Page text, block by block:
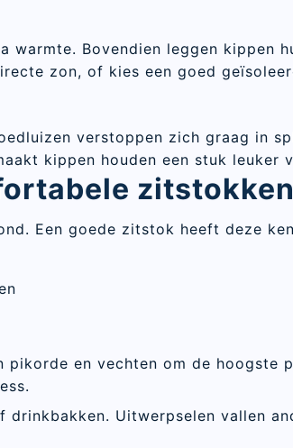
Bovendien leggen kippen
zon, of kies een goed
verstoppen zich graag in
kippen houden een stuk leuker
zitstokken
Een goede zitstok heeft deze
pikorde en vechten om de
Uitwerpselen vallen